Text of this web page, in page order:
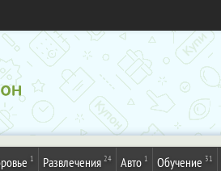
1 Развлечения 24 Авто 1 Обучение 31